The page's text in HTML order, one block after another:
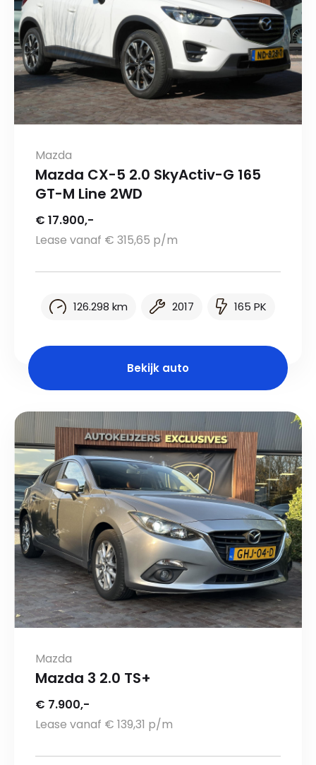
Mazda
Mazda CX-5 2.0 SkyActiv-G 165
GT-M Line 2WD
€ 17.900,-
Lease vanaf € 315,65 p/m
126.298 km 2017 165 PK
Bekijk auto
Mazda
Mazda 3 2.0 TS+
€ 7.900,-
Lease vanaf € 139,31 p/m